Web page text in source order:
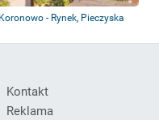
Koronowo - Rynek, Pieczyska
Kontakt
Reklama